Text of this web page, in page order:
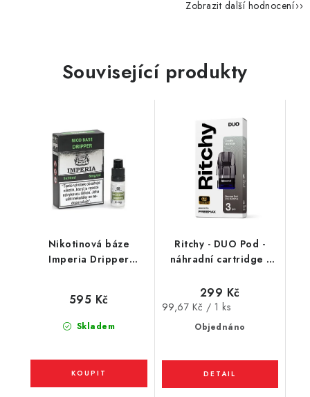
Zobrazit další hodnocení
Související produkty
Nikotinová báze
Imperia Dripper
Skladem
595 Kč
Ritchy - DUO Pod -
náhradní cartridge -
(2ml)
Objednáno
299 Kč
Měrná
99,67 Kč / 1 ks